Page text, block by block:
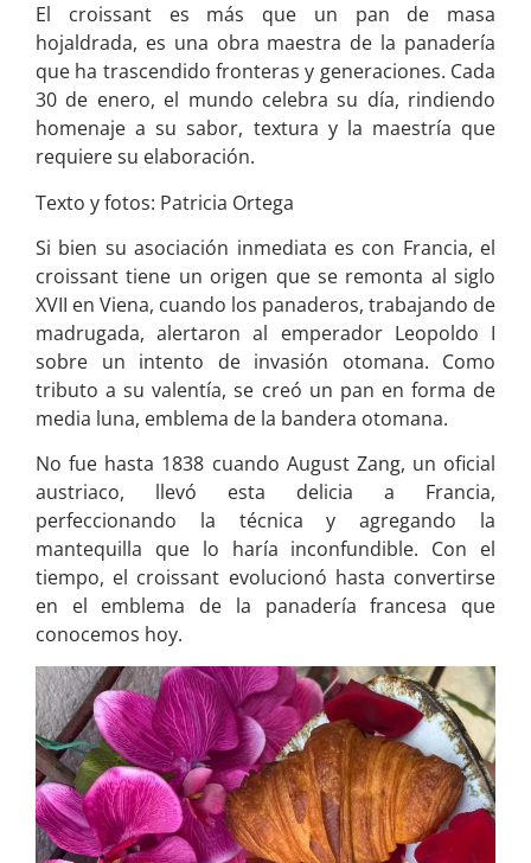
El croissant es más que un pan de masa
hojaldrada, es una obra maestra de la panadería
que ha trascendido fronteras y generaciones. Cada
30 de enero, el mundo celebra su día, rindiendo
homenaje a su sabor, textura y la maestría que
requiere su elaboración.
Texto y fotos: Patricia Ortega
Si bien su asociación inmediata es con Francia, el
croissant tiene un origen que se remonta al siglo
XVII en Viena, cuando los panaderos, trabajando de
madrugada, alertaron al emperador Leopoldo I
sobre un intento de invasión otomana. Como
tributo a su valentía, se creó un pan en forma de
media luna, emblema de la bandera otomana.
No fue hasta 1838 cuando August Zang, un oficial
austriaco, llevó esta delicia a Francia,
perfeccionando la técnica y agregando la
mantequilla que lo haría inconfundible. Con el
tiempo, el croissant evolucionó hasta convertirse
en el emblema de la panadería francesa que
conocemos hoy.